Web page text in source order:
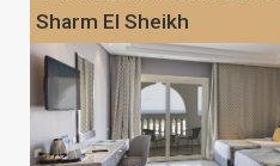
Sharm El Sheikh